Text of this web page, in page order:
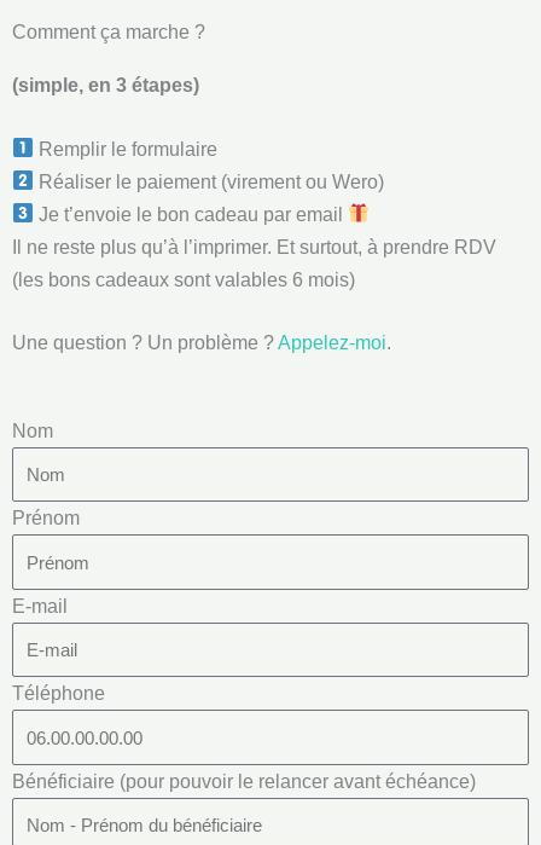
Comment ça marche ?
(simple, en 3 étapes)
Remplir le formulaire
Réaliser le paiement (virement ou Wero)
Je t’envoie le bon cadeau par email
Il ne reste plus qu’à l’imprimer. Et surtout, à prendre RDV
(les bons cadeaux sont valables 6 mois)
Une question ? Un problème ?Appelez-moi.
Nom
Prénom
E-mail
Téléphone
Bénéficiaire (pour pouvoir le relancer avant échéance)